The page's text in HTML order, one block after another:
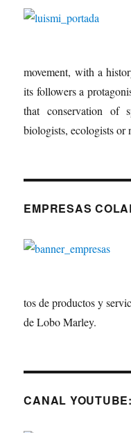
movement, with a
its followers a
that conservation
biologists, ecologists or
EMPRESAS
tos de productos y
de Lobo Marley.
CANAL